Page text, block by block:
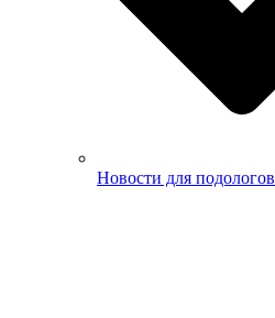
Новости для подологов